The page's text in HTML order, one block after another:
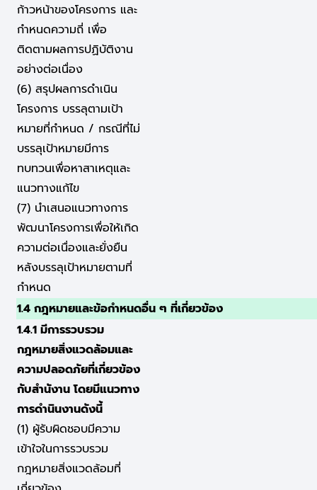
ก้าวหน้าของโครงการ และ
กำหนดความถี่ เพื่อ
ติดตามผลการปฏิบัติงาน
อย่างต่อเนื่อง
(6) สรุปผลการดำเนิน
โครงการ บรรลุตามเป้า
หมายที่กำหนด / กรณีที่ไม่
บรรลุเป้าหมายมีการ
ทบทวนเพื่อหาสาเหตุและ
แนวทางแก้ไข
(7) นำเสนอแนวทางการ
พัฒนาโครงการเพื่อให้เกิด
ความต่อเนื่องและยั่งยืน
หลังบรรลุเป้าหมายตามที่
กำหนด
1.4 กฎหมายและข้อกำหนดอื่น ๆ ที่เกี่ยวข้อง
1.4.1 มีการรวบรวม
กฎหมายสิ่งแวดล้อมและ
ความปลอดภัยที่เกี่ยวข้อง
กับสำนังาน โดยมีแนวทาง
การดำนินงานดังนี้
(1) ผู้รับผิดชอบมีความ
เข้าใจในการรวบรวม
กฎหมายสิ่งแวดล้อมที่